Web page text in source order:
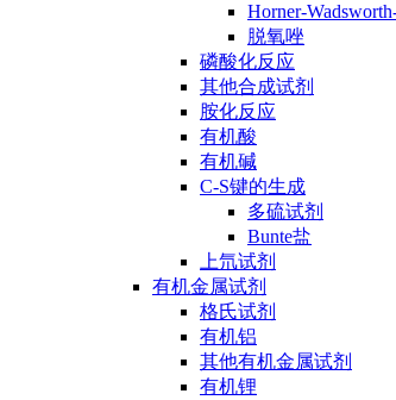
Horner-
脱氧唑
磷酸化反应
其他合成试剂
胺化反应
有机酸
有机碱
C-S键的生成
多硫试剂
Bunte盐
上氘试剂
有机金属试剂
格氏试剂
有机铝
其他有机金属试剂
有机锂